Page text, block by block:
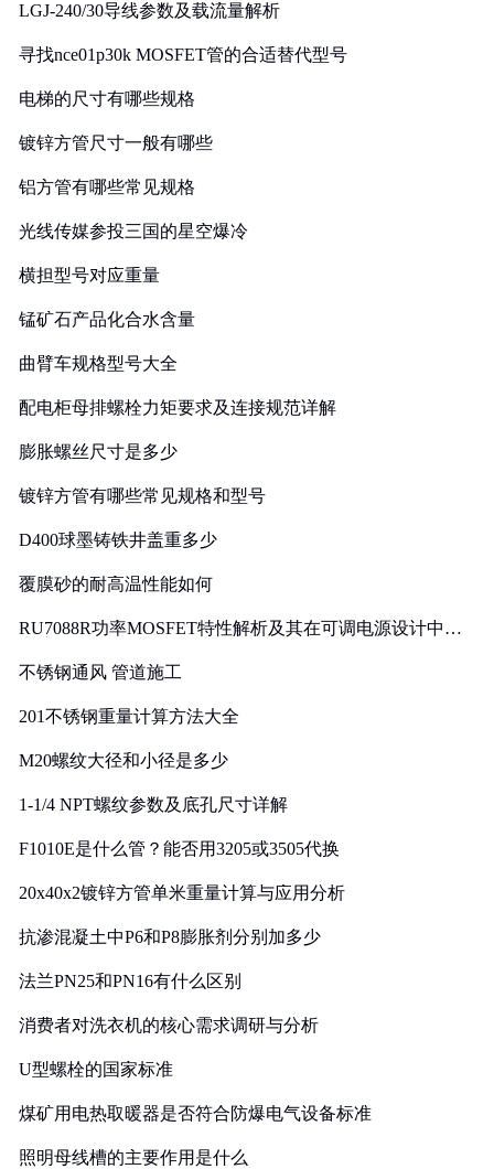
LGJ-240/30导线参数及载流量解析
寻找nce01p30k MOSFET管的合适替代型号
电梯的尺寸有哪些规格
镀锌方管尺寸一般有哪些
铝方管有哪些常见规格
光线传媒参投三国的星空爆冷
横担型号对应重量
锰矿石产品化合水含量
曲臂车规格型号大全
配电柜母排螺栓力矩要求及连接规范详解
膨胀螺丝尺寸是多少
镀锌方管有哪些常见规格和型号
D400球墨铸铁井盖重多少
覆膜砂的耐高温性能如何
RU7088R功率MOSFET特性解析及其在可调电源设计中的
不锈钢通风 管道施工
201不锈钢重量计算方法大全
M20螺纹大径和小径是多少
1-1/4 NPT螺纹参数及底孔尺寸详解
F1010E是什么管？能否用3205或3505代换
20x40x2镀锌方管单米重量计算与应用分析
抗渗混凝土中P6和P8膨胀剂分别加多少
法兰PN25和PN16有什么区别
消费者对洗衣机的核心需求调研与分析
U型螺栓的国家标准
煤矿用电热取暖器是否符合防爆电气设备标准
照明母线槽的主要作用是什么